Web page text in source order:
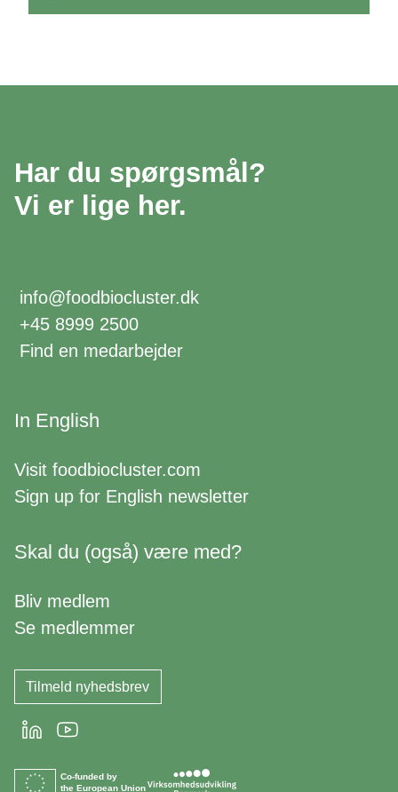
Har du spørgsmål?
Vi er lige her.
info@foodbiocluster.dk
+45 8999 2500
Find en medarbejder
In English
Visit foodbiocluster.com
Sign up for English newsletter
Skal du (også) være med?
Bliv medlem
Se medlemmer
Tilmeld nyhedsbrev
LinkedInYoutube
Co-funded by
the European Union